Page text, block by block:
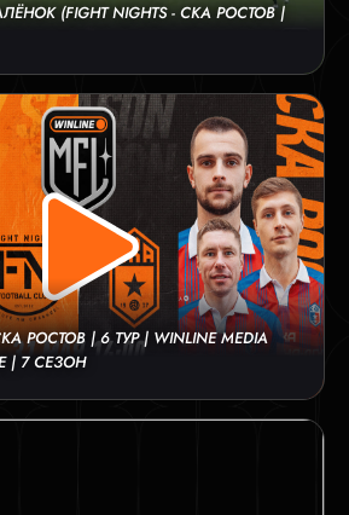
(FIGHT NIGHTS - СКА РОСТОВ |
РОСТОВ | 6 ТУР | WINLINE MEDIA
| 7 СЕЗОН